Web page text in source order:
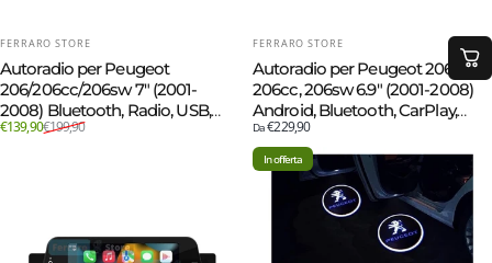
FORNITORE:
FERRARO STORE
Autoradio per Peugeot
206/206cc/206sw 7" (2001-
2008) Bluetooth, Radio, USB,
Mirror Link
Prezzo scontato
€139,90
Prezzo di listino
€199,90
FORNITORE:
FERRARO STORE
Autoradio per Peugeot 206,
206cc, 206sw 6.9" (2001-2008)
Android, Bluetooth, CarPlay,
Android Auto, 2/32GB Ram
Da€229,90
In offerta